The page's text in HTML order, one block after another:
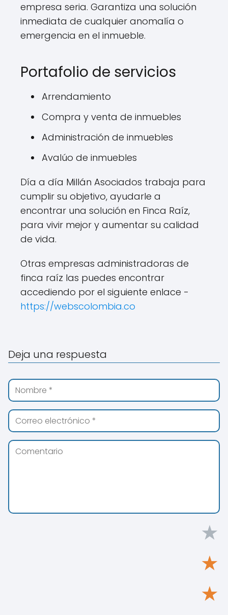
empresa seria. Garantiza una solución
inmediata de cualquier anomalía o
emergencia en el inmueble.
Portafolio de servicios
Arrendamiento
Compra y venta de inmuebles
Administración de inmuebles
Avalúo de inmuebles
Día a día Millán Asociados trabaja para
cumplir su objetivo, ayudarle a
encontrar una solución en Finca Raíz,
para vivir mejor y aumentar su calidad
de vida.
Otras empresas administradoras de
finca raíz las puedes encontrar
accediendo por el siguiente enlace -
https://webscolombia.co
Deja una respuesta
★
★
★